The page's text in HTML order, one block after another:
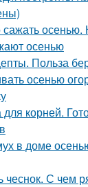
осенью.
осенью
Польза
осенью
корней.
в доме
чеснок. С чем